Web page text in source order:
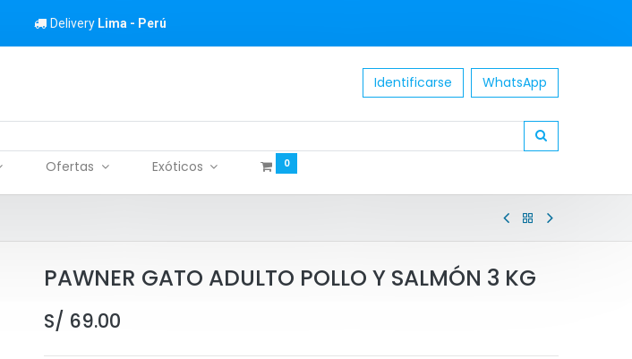
Delivery Lima - Perú
Identificarse WhatsApp
Ofertas Exóticos 0
PAWNER GATO ADULTO POLLO Y SALMÓN 3 KG
S/ 69.00